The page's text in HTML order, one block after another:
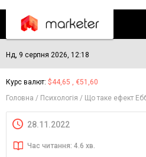
Нд, 9 серпня 2026, 12:18
Курс валют: $44,65 , €51,60
Головна
Психологія Що таке ефект
28.11.2022
Час читання: 4.6 хв.